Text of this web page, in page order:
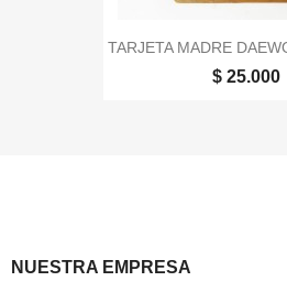
TARJETA MADRE
$ 25.000
NUESTRA EMPRESA